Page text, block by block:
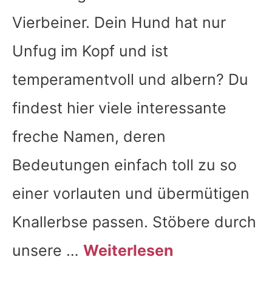
Vierbeiner. Dein Hund hat nur
Unfug im Kopf und ist
temperamentvoll und albern? Du
findest hier viele interessante
freche Namen, deren
Bedeutungen einfach toll zu so
einer vorlauten und übermütigen
Knallerbse passen. Stöbere durch
unsere … Weiterlesen